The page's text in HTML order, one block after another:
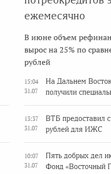
ежемесячно
В июне объем
вырос на 25% по
рублей
15:04
31.07
На Дальнем
получили
13:37
31.07
ВТБ предоставил
рублей для ИЖС
10:07
31.07
Пять добрых дел
Фонд «Восточный